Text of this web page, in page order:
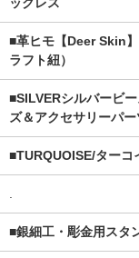
ックレス
■革ヒモ【Deer Skin
ラフト紐）
■SILVERシルバービ
ズ＆アクセサリーパ
■TURQUOISE/ターコ
.
■銀細工・彫金用スタ